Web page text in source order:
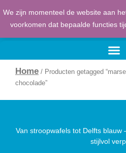
We zijn momenteel de website aan
voorkomen dat bepaalde functies
Home / Producten getagged
chocolade”
Van stroopwafels tot Delfts blauw
stijlvol